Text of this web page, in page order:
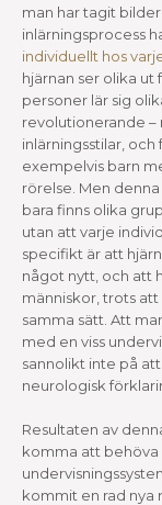
man har tagit
inlärningsprocess
individuellt hos
hjärnan ser olika ut
personer lär sig
revolutionerande –
inlärningsstilar,
exempelvis barn
rörelse. Men
bara finns olika
utan att varje
specifikt är att
något nytt, och att
människor, trots
samma sätt. Att
med en viss
sannolikt inte på
neurologisk
Resultaten av
komma att behöva
kommit en rad nya